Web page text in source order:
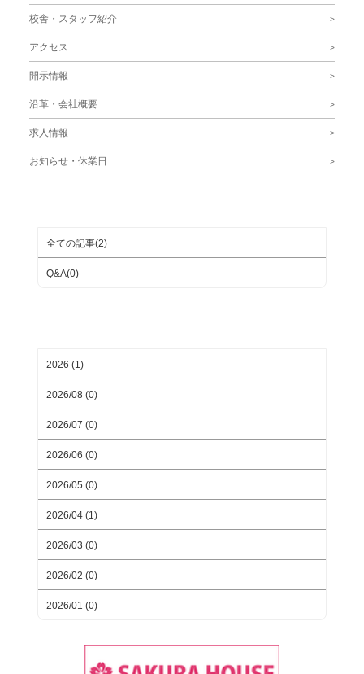
校舎・スタッフ紹介
アクセス
開示情報
沿革・会社概要
求人情報
お知らせ・休業日
全ての記事(2)
Q&A(0)
2026 (1)
2026/08 (0)
2026/07 (0)
2026/06 (0)
2026/05 (0)
2026/04 (1)
2026/03 (0)
2026/02 (0)
2026/01 (0)